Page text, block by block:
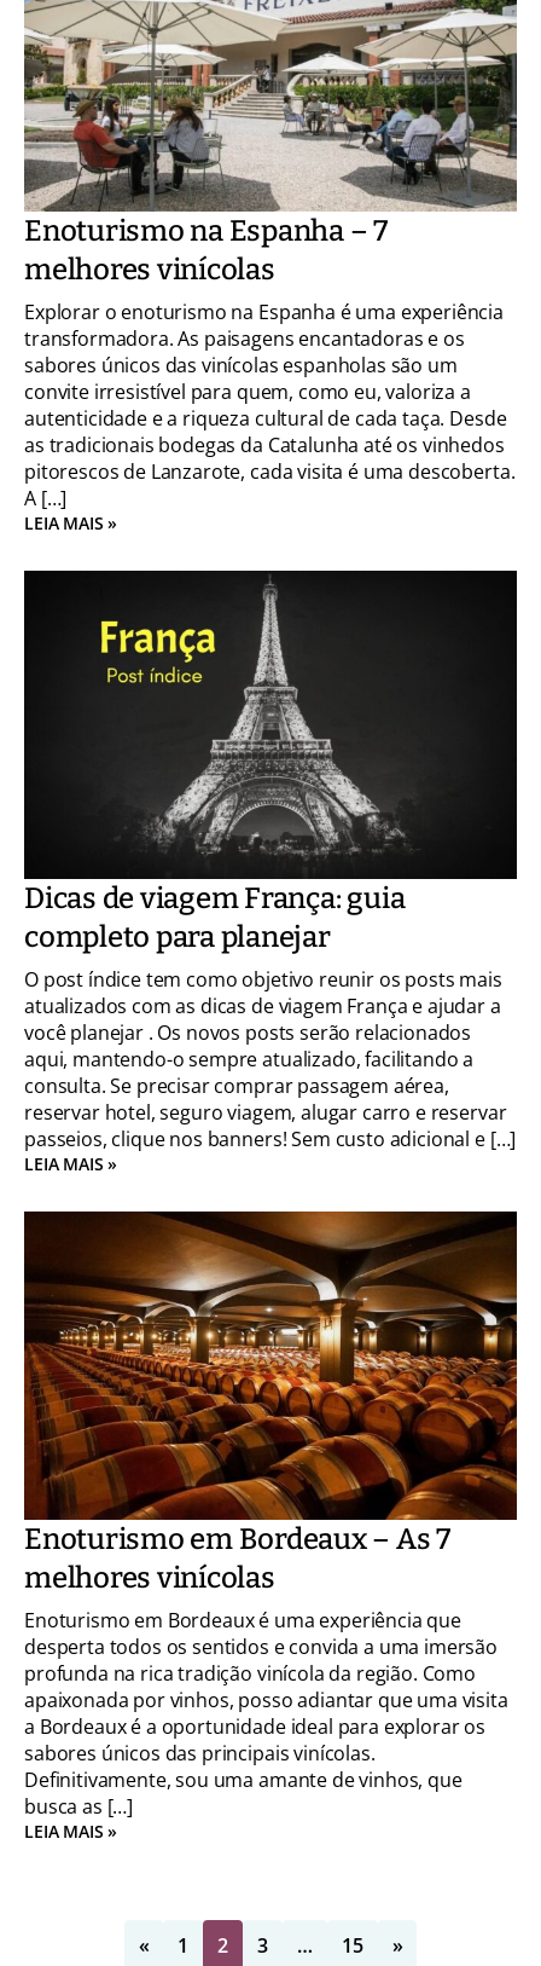
Enoturismo na Espanha – 7
melhores vinícolas
Explorar o enoturismo na Espanha é uma experiência
transformadora. As paisagens encantadoras e os
sabores únicos das vinícolas espanholas são um
convite irresistível para quem, como eu, valoriza a
autenticidade e a riqueza cultural de cada taça. Desde
as tradicionais bodegas da Catalunha até os vinhedos
pitorescos de Lanzarote, cada visita é uma descoberta.
A […]
LEIA MAIS »
Dicas de viagem França: guia
completo para planejar
O post índice tem como objetivo reunir os posts mais
atualizados com as dicas de viagem França e ajudar a
você planejar . Os novos posts serão relacionados
aqui, mantendo-o sempre atualizado, facilitando a
consulta. Se precisar comprar passagem aérea,
reservar hotel, seguro viagem, alugar carro e reservar
passeios, clique nos banners! Sem custo adicional e […]
LEIA MAIS »
Enoturismo em Bordeaux – As 7
melhores vinícolas
Enoturismo em Bordeaux é uma experiência que
desperta todos os sentidos e convida a uma imersão
profunda na rica tradição vinícola da região. Como
apaixonada por vinhos, posso adiantar que uma visita
a Bordeaux é a oportunidade ideal para explorar os
sabores únicos das principais vinícolas.
Definitivamente, sou uma amante de vinhos, que
busca as […]
LEIA MAIS »
« 1 2 3 … 15 »